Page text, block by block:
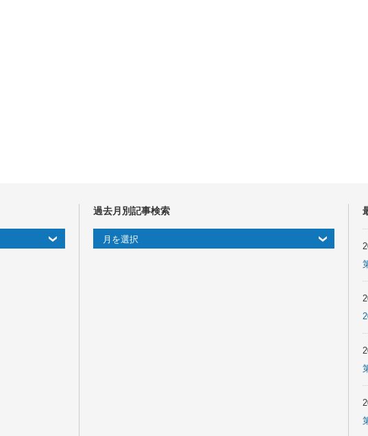
過去月別記事検索
過去月別記事検索